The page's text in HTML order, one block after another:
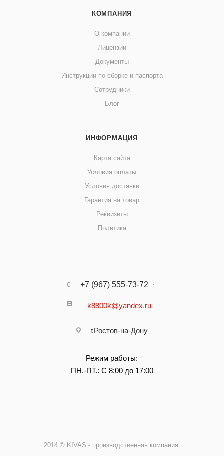
КОМПАНИЯ
О компании
Лицензии
Документы
Инструкции по сборке и паспорта
Сотрудники
Блог
ИНФОРМАЦИЯ
Карта сайта
Условия оплаты
Условия доставки
Гарантия на товар
Реквизиты
Политика
+7 (967) 555-73-72
k8800k@yandex.ru
г.Ростов-на-Дону
Режим работы:
ПН.-ПТ.: С 8:00 до 17:00
2014 © KIVAS - производственная компания.